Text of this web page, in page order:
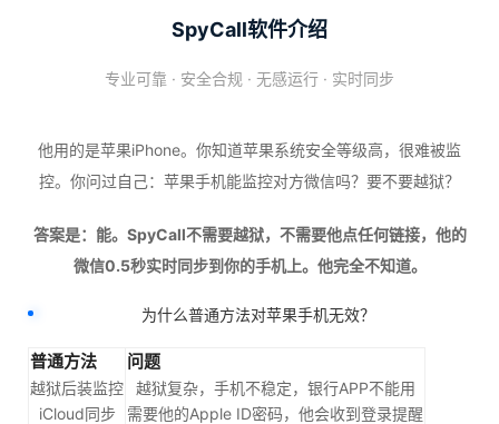
SpyCall软件介绍
专业可靠 · 安全合规 · 无感运行 · 实时同步
他用的是苹果iPhone。你知道苹果系统安全等级高，很难被监
控。你问过自己：苹果手机能监控对方微信吗？要不要越狱？
答案是：能。SpyCall不需要越狱，不需要他点任何链接，他的
微信0.5秒实时同步到你的手机上。他完全不知道。
为什么普通方法对苹果手机无效？
普通方法 问题
越狱后装监控
越狱复杂，手机不稳定，银行APP不能用
iCloud同步
需要他的Apple ID密码，他会收到登录提醒